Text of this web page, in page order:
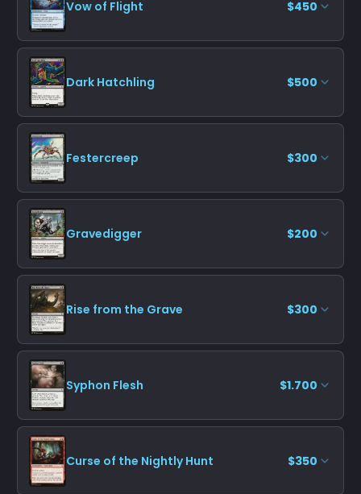
Vow of Flight $450
Dark Hatchling $500
Festercreep $300
Gravedigger $200
Rise from the Grave $300
Syphon Flesh $1.700
Curse of the Nightly Hunt $350